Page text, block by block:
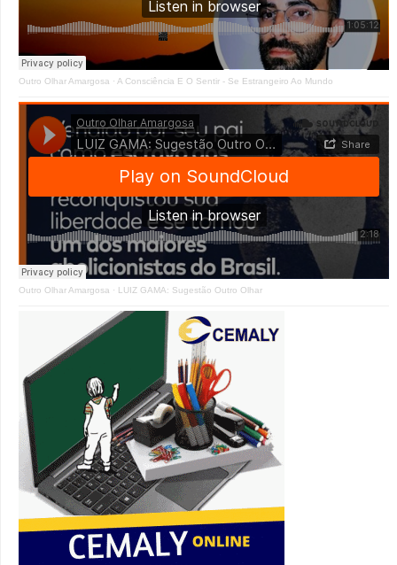
Outro Olhar Amargosa · A Consciência E O Sentir - Se Estrangeiro Ao Mundo
Outro Olhar Amargosa · LUIZ GAMA: Sugestão Outro Olhar